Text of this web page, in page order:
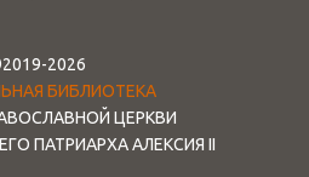
2026
БИБЛИОТЕКА
ЦЕРКВИ
ПАТРИАРХА АЛЕКСИЯ II